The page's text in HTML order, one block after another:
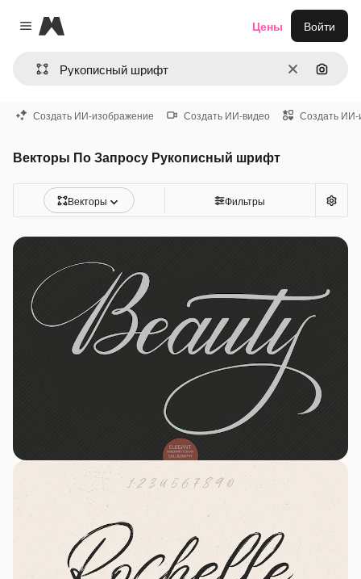
Close menu
Magnific
ОчиститьПоиск
Цены Войти
Создать ИИ-изображение Создать ИИ-видео Создать ИИ-
Векторы По Запросу Рукописный шрифт
Векторы Фильтры